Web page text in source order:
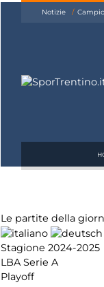
Notizie
Le partite della
Stagione 2024-2025
LBA Serie A
Playoff